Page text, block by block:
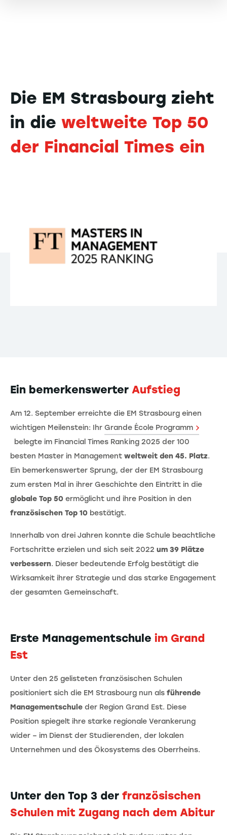
Die EM Strasbourg zieht
in die weltweite Top 50
der Financial Times ein
Ein bemerkenswerter Aufstieg
Am 12. September erreichte die EM Strasbourg einen
wichtigen Meilenstein: Ihr Grande École Programm
belegte im Financial Times Ranking 2025 der 100
besten Master in Management weltweit den 45. Platz.
Ein bemerkenswerter Sprung, der der EM Strasbourg
zum ersten Mal in ihrer Geschichte den Eintritt in die
globale Top 50 ermöglicht und ihre Position in den
französischen Top 10 bestätigt.
Innerhalb von drei Jahren konnte die Schule beachtliche
Fortschritte erzielen und sich seit 2022 um 39 Plätze
verbessern. Dieser bedeutende Erfolg bestätigt die
Wirksamkeit ihrer Strategie und das starke Engagement
der gesamten Gemeinschaft.
Erste Managementschule im Grand
Est
Unter den 25 gelisteten französischen Schulen
positioniert sich die EM Strasbourg nun als führende
Managementschule der Region Grand Est. Diese
Position spiegelt ihre starke regionale Verankerung
wider – im Dienst der Studierenden, der lokalen
Unternehmen und des Ökosystems des Oberrheins.
Unter den Top 3 der französischen
Schulen mit Zugang nach dem Abitur